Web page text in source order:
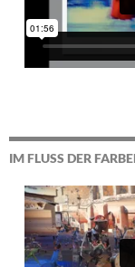
IM FLUSS DER